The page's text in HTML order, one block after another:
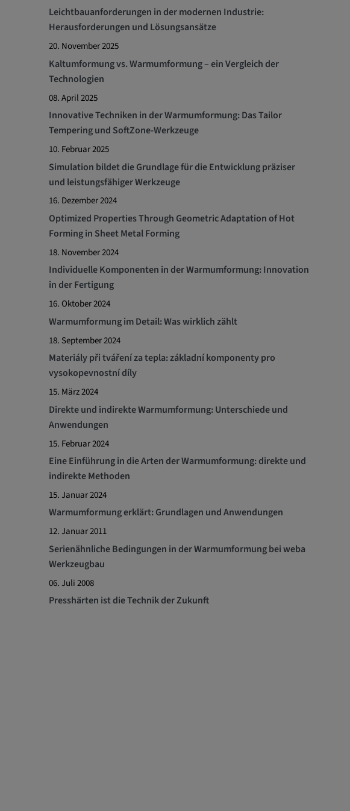
Leichtbauanforderungen in der modernen Industrie:
Herausforderungen und Lösungsansätze
20. November 2025
Kaltumformung vs. Warmumformung – ein Vergleich der
Technologien
08. April 2025
Innovative Techniken in der Warmumformung: Das Tailor
Tempering und SoftZone-Werkzeuge
10. Februar 2025
Simulation bildet die Grundlage für die Entwicklung präziser
und leistungsfähiger Werkzeuge
16. Dezember 2024
Optimized Properties Through Geometric Adaptation of Hot
Forming in Sheet Metal Forming
18. November 2024
Individuelle Komponenten in der Warmumformung: Innovation
in der Fertigung
16. Oktober 2024
Warmumformung im Detail: Was wirklich zählt
18. September 2024
Materiály při tváření za tepla: základní komponenty pro
vysokopevnostní díly
15. März 2024
Direkte und indirekte Warmumformung: Unterschiede und
Anwendungen
15. Februar 2024
Eine Einführung in die Arten der Warmumformung: direkte und
indirekte Methoden
15. Januar 2024
Warmumformung erklärt: Grundlagen und Anwendungen
12. Januar 2011
Serienähnliche Bedingungen in der Warmumformung bei weba
Werkzeugbau
06. Juli 2008
Presshärten ist die Technik der Zukunft